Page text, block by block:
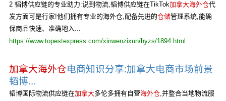
2 韬博供应链的专业助力:说到物流,韬博供应链在TikTok加拿大海外仓代
发方面可是行家!他们拥有专业的海外仓,配备先进的仓储管理系统,能确
保商品快速、准确地入...
https://www.topestexpress.com/xinwenzixun/hyzs/1894.html
加拿大海外仓电商知识分享:加拿大电商市场前景
韬博...
韬博国际物流供应链在加拿大多伦多拥有自营海外仓,并整合当地物流服